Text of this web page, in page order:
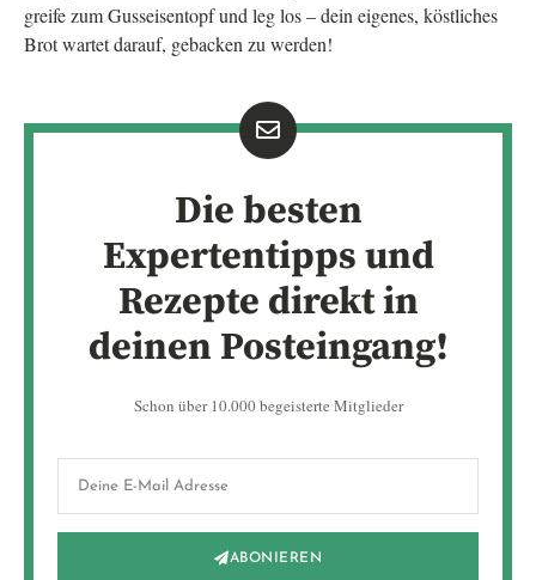
greife zum Gusseisentopf und leg los – dein eigenes, köstliches
Brot wartet darauf, gebacken zu werden!
Die besten
Expertentipps und
Rezepte direkt in
deinen Posteingang!
Schon über 10.000 begeisterte Mitglieder
ABONIEREN